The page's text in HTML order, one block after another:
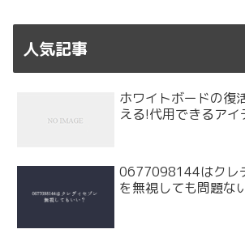
人気記事
ホワイトボードの復
える!代用できるア
0677098144はクレ
を無視しても問題な